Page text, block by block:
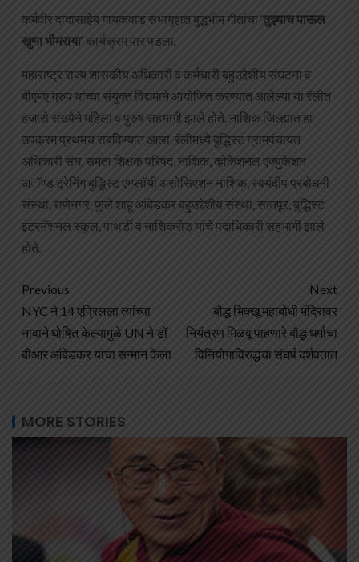
कर्मवीर दादासाहेब गायकवाड सभागृहात बुद्धभीम गीतांचा ‘तुझ्याच पाऊल
खुणा भीमराया‘ कार्यक्रम पार पडला.
महाराष्ट्र राज्य शासकीय अधिकारी व कर्मचारी बहुउद्देशीय संघटना व
बीएमए ग्रुप यांच्या संयुक्त विद्यमाने आयोजित करण्यात आलेल्या या रॅलीत
हजारो संख्येने महिला व पुरुष सहभागी झाले होते. नाशिक जिल्ह्यात हा
उपक्रम प्रथमच राबविण्यात आला. रॅलीमध्ये बुद्धिस्ट ग्रामपंचायत
अधिकारी संघ, समता शिक्षक परिषद, नाशिक, व्होकेशनल एज्युकेशन
अॅण्ड ट्रेनिंग बुद्धिस्ट एम्प्लॉयी असोसिएशन नाशिक, स्वयंदीप प्रबोधनी
संस्था, राणेनगर, फुले शाहू आंबेडकर बहुउद्देशीय संस्था, सातपूर, बुद्धिस्ट
इंटरनॅशनल स्कूल, पाथर्डी व नाशिकरोड यांचे पदाधिकारी सहभागी झाले
होते.
Previous
NYC ने 14 एप्रिलला त्यांच्या
नावाने घोषित केल्यामुळे UN ने डॉ
बीआर आंबेडकर यांचा सन्मान केला
Next
बौद्ध भिक्खू महाबोधी मंदिरावर
नियंत्रण मिळवू पाहणारे बौद्ध धर्माचा
विनियोगाविरुद्धचा संघर्ष दर्शवतात
MORE STORIES